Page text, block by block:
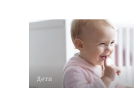
Дети